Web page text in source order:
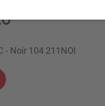
- Noir 104 211NOI